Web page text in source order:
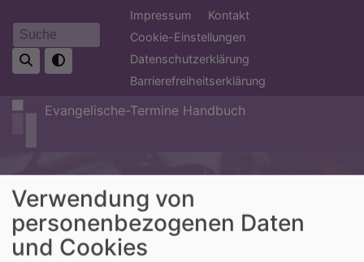
zum
Inhalt
Suche
Fußbereichsmenü
Impressum
Kontakt
Cookie-Einstellungen
Datenschutzerklärung
Barrierefreiheitserklärung
Evangelische-Termine Handbuch
Verwendung von
personenbezogenen Daten
und Cookies